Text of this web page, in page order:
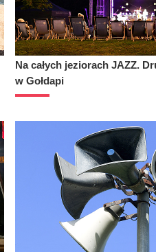
Na całych jeziorach JAZZ.
w Gołdapi